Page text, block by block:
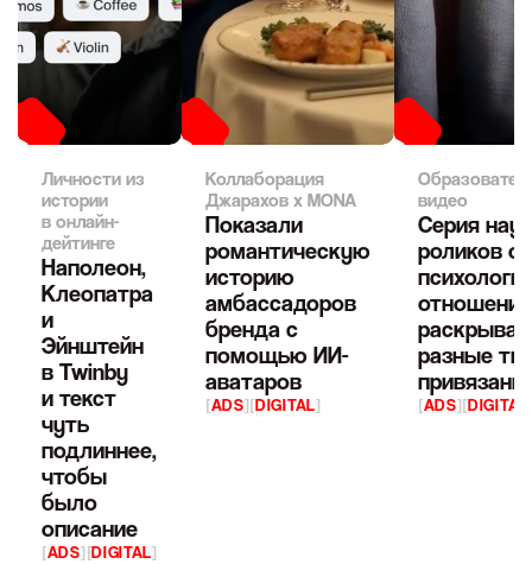
Личности из
истории
в онлайн-
дейтинге
Наполеон,
Клеопатра
и
Эйнштейн
в Twinby
и текст
чуть
подлиннее,
чтобы
было
описание
[ADS][DIGITAL]
Коллаборация
Джарахов x MONA
Показали
романтическую
историю
амбассадоров
бренда с
помощью ИИ-
аватаров
[ADS][DIGITAL]
видео
Серия
роликов о
разные
[ADS][DIGITAL